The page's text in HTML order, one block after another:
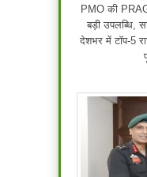
PMO की
बड़ी उपलब्धि,
देशभर में टॉप-5